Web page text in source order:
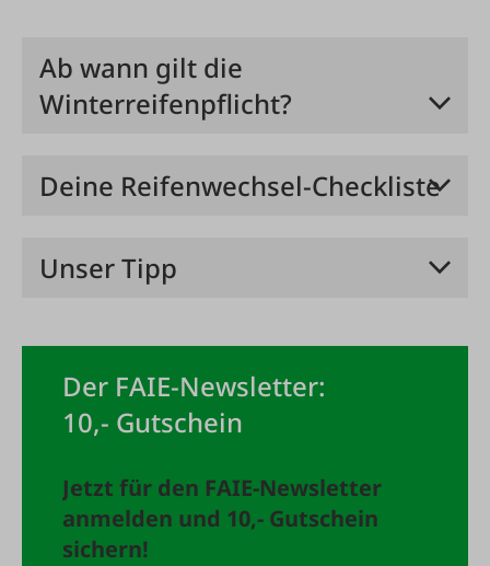
Ab wann gilt die
Winterreifenpflicht?
Deine Reifenwechsel-Checkliste
Unser Tipp
Der FAIE-Newsletter:
10,- Gutschein
Jetzt für den FAIE-Newsletter
anmelden und 10,- Gutschein
sichern!